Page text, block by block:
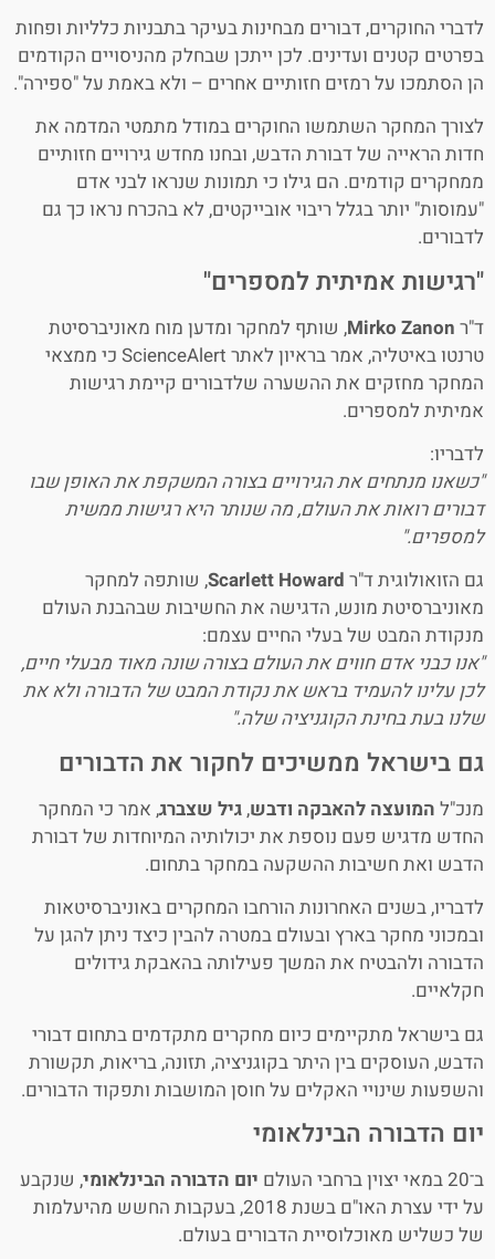
לדברי החוקרים, דבורים מבחינות בעיקר בתבניות כלליות ופחות
בפרטים קטנים ועדינים. לכן ייתכן שבחלק מהניסויים הקודמים
הן הסתמכו על רמזים חזותיים אחרים – ולא באמת על "ספירה".
לצורך המחקר השתמשו החוקרים במודל מתמטי המדמה את
חדות הראייה של דבורת הדבש, ובחנו מחדש גירויים חזותיים
ממחקרים קודמים. הם גילו כי תמונות שנראו לבני אדם
"עמוסות" יותר בגלל ריבוי אובייקטים, לא בהכרח נראו כך גם
לדבורים.
"רגישות אמיתית למספרים"
ד"ר Mirko Zanon, שותף למחקר ומדען מוח מאוניברסיטת
טרנטו באיטליה, אמר בראיון לאתר ScienceAlert כי ממצאי
המחקר מחזקים את ההשערה שלדבורים קיימת רגישות
אמיתית למספרים.
לדבריו:
"כשאנו מנתחים את הגירויים בצורה המשקפת את האופן שבו
דבורים רואות את העולם, מה שנותר היא רגישות ממשית
למספרים."
גם הזואולוגית ד"ר Scarlett Howard, שותפה למחקר
מאוניברסיטת מונש, הדגישה את החשיבות שבהבנת העולם
מנקודת המבט של בעלי החיים עצמם:
"אנו כבני אדם חווים את העולם בצורה שונה מאוד מבעלי חיים,
לכן עלינו להעמיד בראש את נקודת המבט של הדבורה ולא את
שלנו בעת בחינת הקוגניציה שלה."
גם בישראל ממשיכים לחקור את הדבורים
מנכ"ל המועצה להאבקה ודבש, גיל שצברג, אמר כי המחקר
החדש מדגיש פעם נוספת את יכולותיה המיוחדות של דבורת
הדבש ואת חשיבות ההשקעה במחקר בתחום.
לדבריו, בשנים האחרונות הורחבו המחקרים באוניברסיטאות
ובמכוני מחקר בארץ ובעולם במטרה להבין כיצד ניתן להגן על
הדבורה ולהבטיח את המשך פעילותה בהאבקת גידולים
חקלאיים.
גם בישראל מתקיימים כיום מחקרים מתקדמים בתחום דבורי
הדבש, העוסקים בין היתר בקוגניציה, תזונה, בריאות, תקשורת
והשפעות שינויי האקלים על חוסן המושבות ותפקוד הדבורים.
יום הדבורה הבינלאומי
ב־20 במאי יצוין ברחבי העולם יום הדבורה הבינלאומי, שנקבע
על ידי עצרת האו"ם בשנת 2018, בעקבות החשש מהיעלמות
של כשליש מאוכלוסיית הדבורים בעולם.